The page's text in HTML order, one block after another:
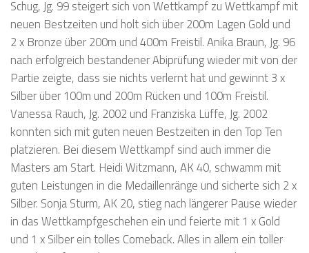
Schug, Jg. 99 steigert sich von Wettkampf zu Wettkampf mit
neuen Bestzeiten und holt sich über 200m Lagen Gold und
2 x Bronze über 200m und 400m Freistil. Anika Braun, Jg. 96
nach erfolgreich bestandener Abiprüfung wieder mit von der
Partie zeigte, dass sie nichts verlernt hat und gewinnt 3 x
Silber über 100m und 200m Rücken und 100m Freistil.
Vanessa Rauch, Jg. 2002 und Franziska Lüffe, Jg. 2002
konnten sich mit guten neuen Bestzeiten in den Top Ten
platzieren. Bei diesem Wettkampf sind auch immer die
Masters am Start. Heidi Witzmann, AK 40, schwamm mit
guten Leistungen in die Medaillenränge und sicherte sich 2 x
Silber. Sonja Sturm, AK 20, stieg nach längerer Pause wieder
in das Wettkampfgeschehen ein und feierte mit 1 x Gold
und 1 x Silber ein tolles Comeback. Alles in allem ein toller